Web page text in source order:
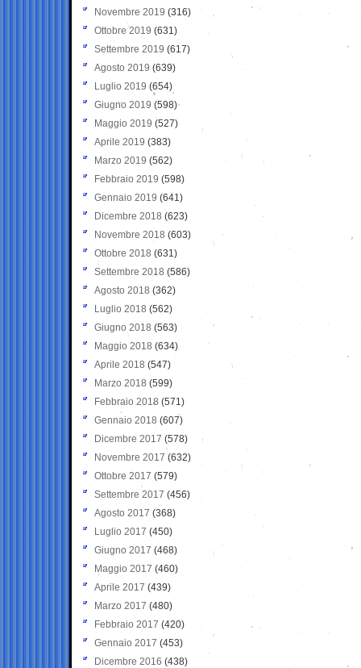
Novembre 2019 (316)
Ottobre 2019 (631)
Settembre 2019 (617)
Agosto 2019 (639)
Luglio 2019 (654)
Giugno 2019 (598)
Maggio 2019 (527)
Aprile 2019 (383)
Marzo 2019 (562)
Febbraio 2019 (598)
Gennaio 2019 (641)
Dicembre 2018 (623)
Novembre 2018 (603)
Ottobre 2018 (631)
Settembre 2018 (586)
Agosto 2018 (362)
Luglio 2018 (562)
Giugno 2018 (563)
Maggio 2018 (634)
Aprile 2018 (547)
Marzo 2018 (599)
Febbraio 2018 (571)
Gennaio 2018 (607)
Dicembre 2017 (578)
Novembre 2017 (632)
Ottobre 2017 (579)
Settembre 2017 (456)
Agosto 2017 (368)
Luglio 2017 (450)
Giugno 2017 (468)
Maggio 2017 (460)
Aprile 2017 (439)
Marzo 2017 (480)
Febbraio 2017 (420)
Gennaio 2017 (453)
Dicembre 2016 (438)